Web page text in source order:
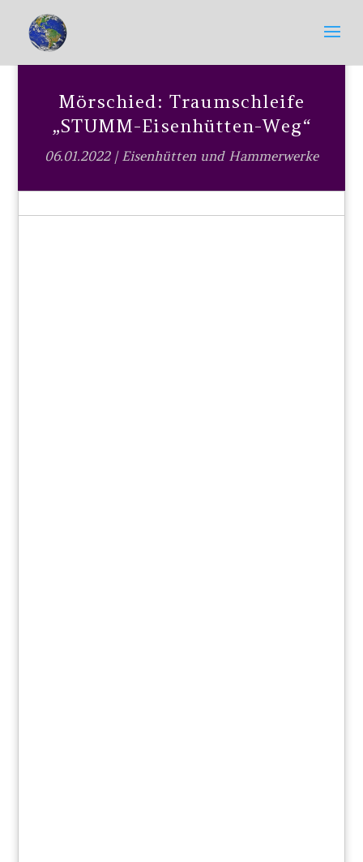
Mörschied: Traumschleife
„STUMM-Eisenhütten-Weg“
06.01.2022| Eisenhütten und Hammerwerke